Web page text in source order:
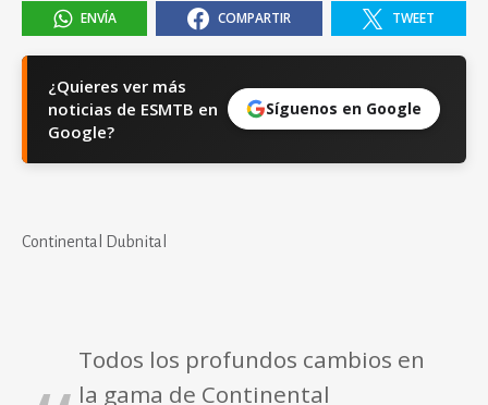
ENVÍA COMPARTIR TWEET
¿Quieres ver más
noticias de ESMTB en
Google?
Síguenos en Google
Continental Dubnital
Todos los profundos cambios en
la gama de Continental